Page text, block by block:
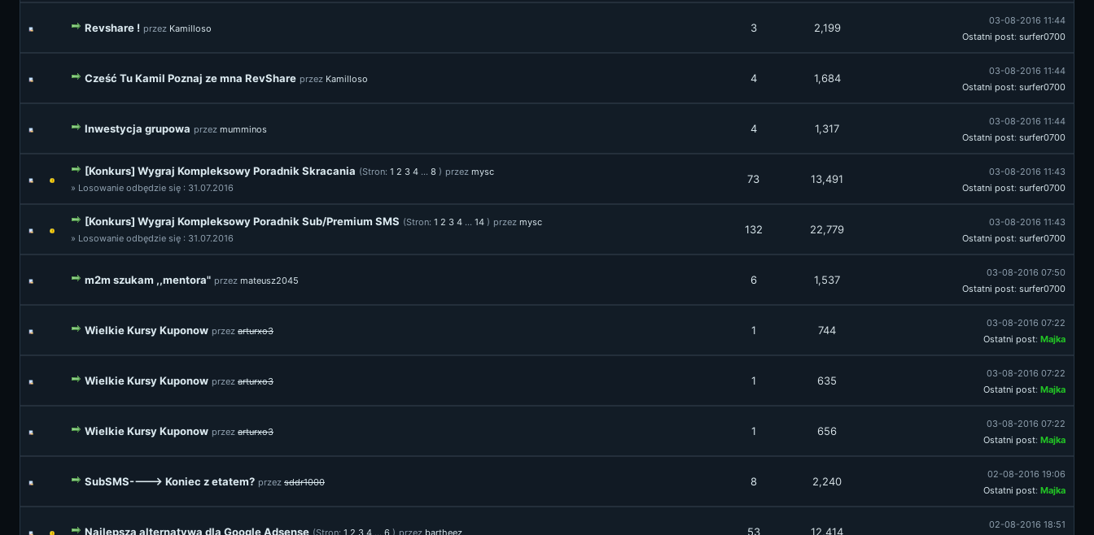
Revshare ! przez Kamilloso 3 2,199
03-08-2016 11:44
Ostatni post: surfer0700
Cześć Tu Kamil Poznaj ze mna RevShare przez Kamilloso 4 1,684
03-08-2016 11:44
Ostatni post: surfer0700
Inwestycja grupowa przez mumminos 4 1,317
03-08-2016 11:44
Ostatni post: surfer0700
[Konkurs] Wygraj Kompleksowy Poradnik Skracania (Stron: 1 2 3 4 ... 8 ) przez mysc
» Losowanie odbędzie się : 31.07.2016
73 13,491
03-08-2016 11:43
Ostatni post: surfer0700
[Konkurs] Wygraj Kompleksowy Poradnik Sub/Premium SMS (Stron: 1 2 3 4 ... 14 ) przez mysc
» Losowanie odbędzie się : 31.07.2016
132 22,779
03-08-2016 11:43
Ostatni post: surfer0700
m2m szukam ,,mentora" przez mateusz2045 6 1,537
03-08-2016 07:50
Ostatni post: surfer0700
Wielkie Kursy Kuponow przez arturxo3 1 744
03-08-2016 07:22
Ostatni post: Majka
Wielkie Kursy Kuponow przez arturxo3 1 635
03-08-2016 07:22
Ostatni post: Majka
Wielkie Kursy Kuponow przez arturxo3 1 656
03-08-2016 07:22
Ostatni post: Majka
SubSMS----> Koniec z etatem? przez sddr1000 8 2,240
02-08-2016 19:06
Ostatni post: Majka
Najlepsza alternatywa dla Google Adsense (Stron: 1 2 3 4 ... 6 ) przez bartheez 53 12,414
02-08-2016 18:51